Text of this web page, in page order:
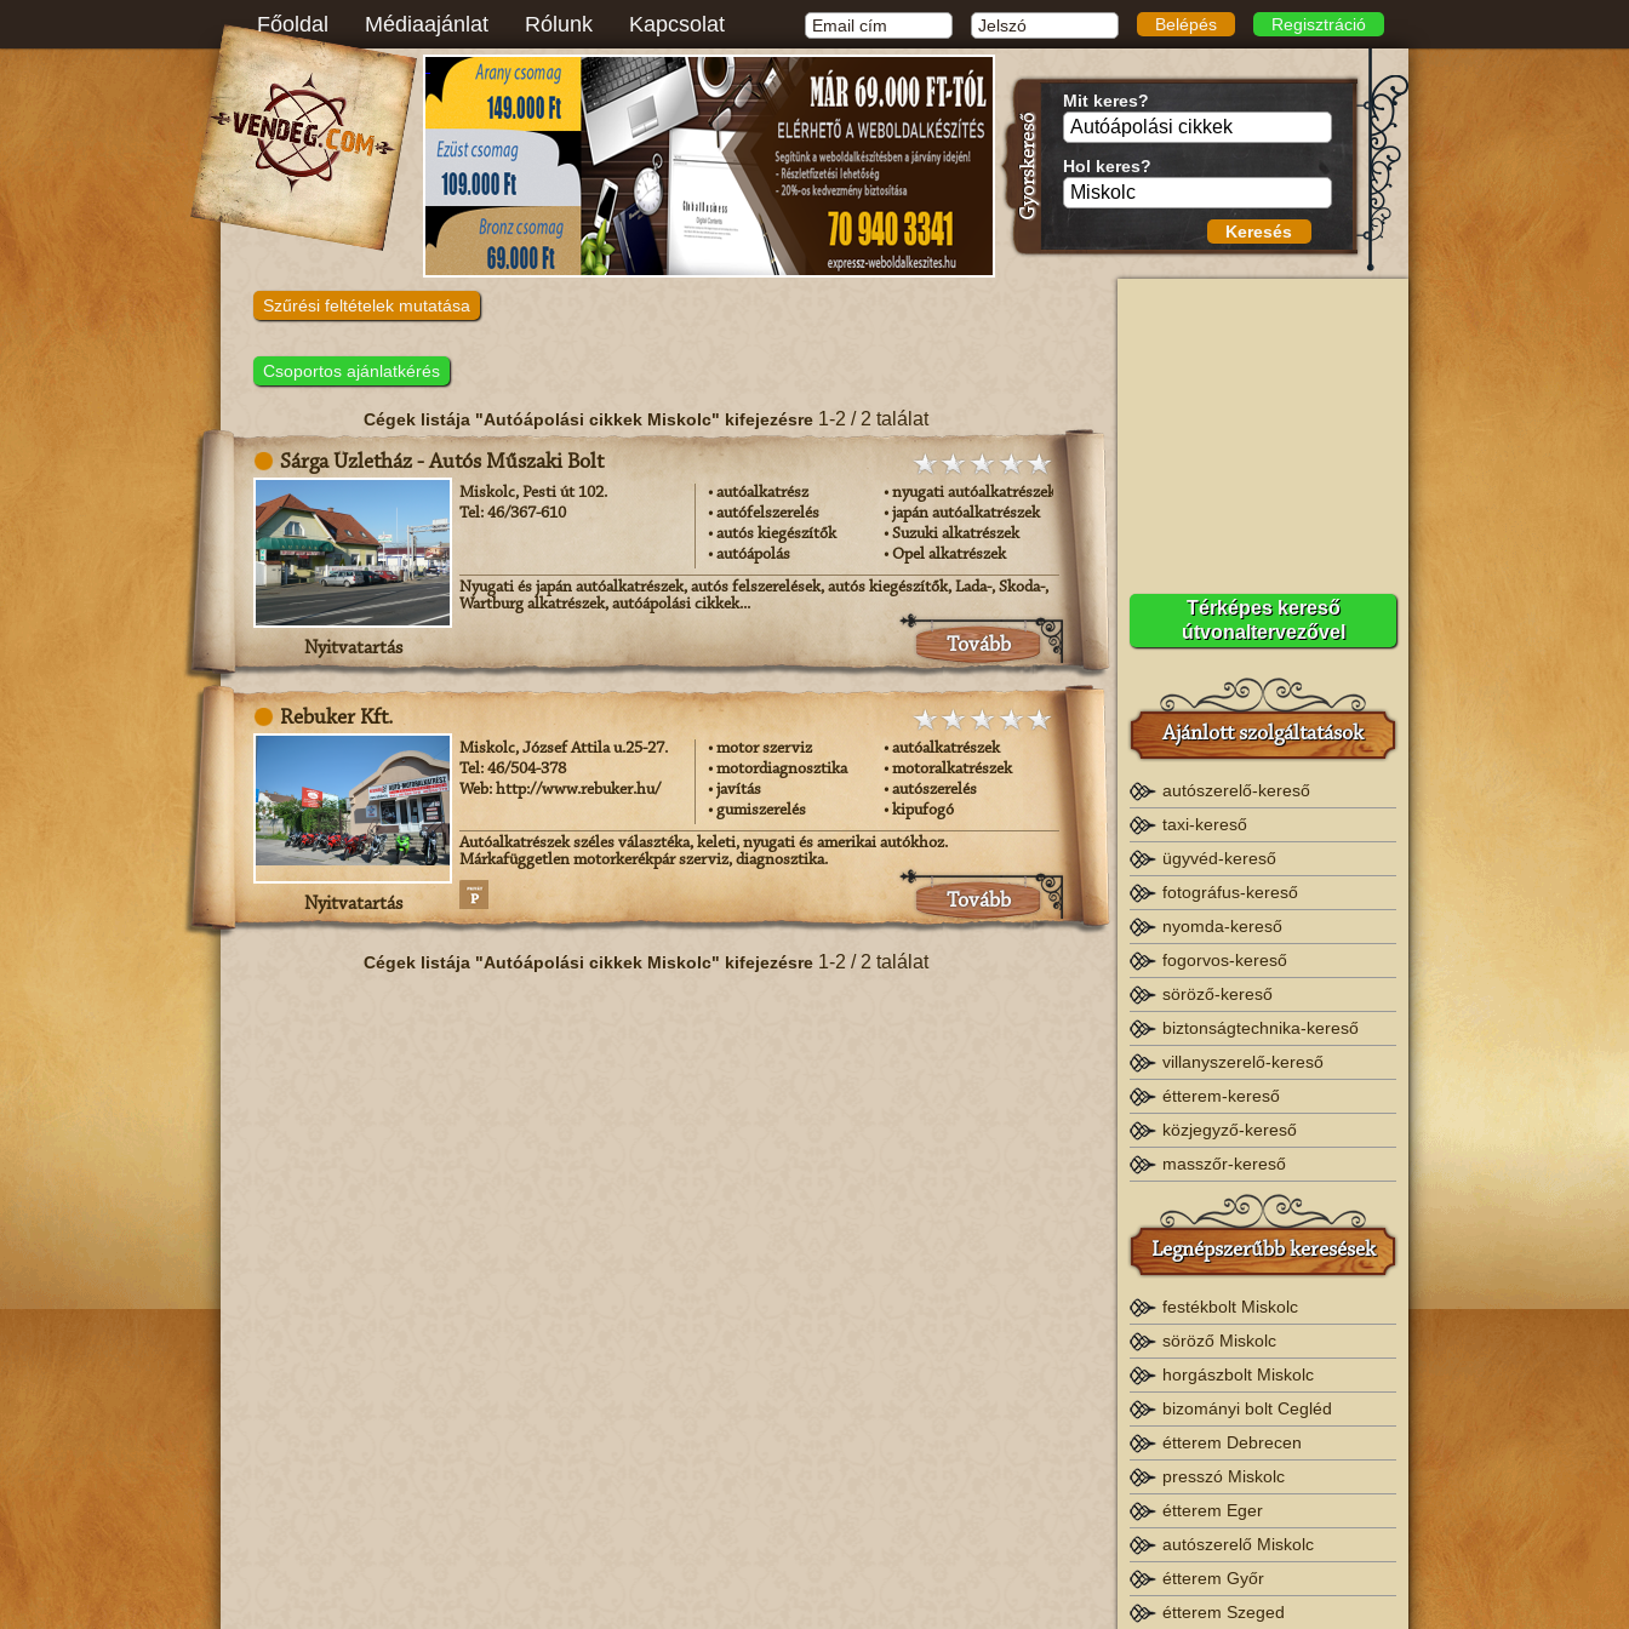
Főoldal Médiaajánlat Rólunk Kapcsolat Regisztráció
Belépés
Mit keres?
Hol keres?
Keresés
Szűrési feltételek mutatása
Csoportos ajánlatkérés
Cégek listája "Autóápolási cikkek Miskolc" kifejezésre1-2 / 2 találat
Sárga Üzletház - Autós Műszaki Bolt
Nyitvatartás
Miskolc, Pesti út 102.
Tel: 46/367-610
• autóalkatrész
• autófelszerelés
• autós kiegészítők
• autóápolás
• nyugati autóalkatrészek
• japán autóalkatrészek
• Suzuki alkatrészek
• Opel alkatrészek
Nyugati és japán autóalkatrészek, autós felszerelések, autós kiegészítők, Lada-, Skoda-,
Wartburg alkatrészek, autóápolási cikkek...
Tovább
Rebuker Kft.
Nyitvatartás
Miskolc, József Attila u.25-27.
Tel: 46/504-378
Web: http://www.rebuker.hu/
• motor szerviz
• motordiagnosztika
• javítás
• gumiszerelés
• autóalkatrészek
• motoralkatrészek
• autószerelés
• kipufogó
Autóalkatrészek széles választéka, keleti, nyugati és amerikai autókhoz.
Márkafüggetlen motorkerékpár szerviz, diagnosztika.
Tovább
Cégek listája "Autóápolási cikkek Miskolc" kifejezésre1-2 / 2 találat
Térképes kereső
útvonaltervezővel
Ajánlott szolgáltatások
autószerelő-kereső
taxi-kereső
ügyvéd-kereső
fotográfus-kereső
nyomda-kereső
fogorvos-kereső
söröző-kereső
biztonságtechnika-kereső
villanyszerelő-kereső
étterem-kereső
közjegyző-kereső
masszőr-kereső
Legnépszerűbb keresések
festékbolt Miskolc
söröző Miskolc
horgászbolt Miskolc
bizományi bolt Cegléd
étterem Debrecen
presszó Miskolc
étterem Eger
autószerelő Miskolc
étterem Győr
étterem Szeged